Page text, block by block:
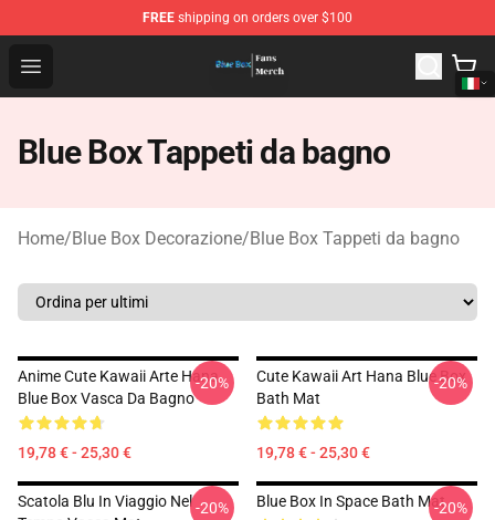
FREE shipping on orders over $100
Open menu
Blue Box Store - Official Blue Box Merchandise Shop
Blue Box Tappeti da bagno
Home/Blue Box Decorazione/Blue Box Tappeti da bagno
Anime Cute Kawaii Arte Hana
Blue Box Vasca Da Bagno
19,78 € - 25,30 €
-20%
Cute Kawaii Art Hana Blue Box
Bath Mat
19,78 € - 25,30 €
-20%
Scatola Blu In Viaggio Nel-20% Blue Box In Space Bath Mat-20%